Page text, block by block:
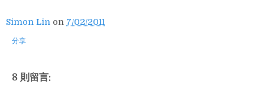
Simon Lin on 7/02/2011
分享
8 則留言: